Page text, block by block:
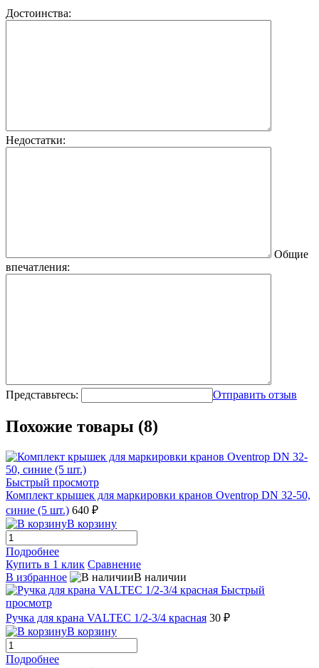
Достоинства:
Недостатки:
Общие
впечатления:
Представьтесь: Отправить отзыв
Похожие товары (8)
Быстрый просмотр
Комплект крышек для маркировки кранов Oventrop DN 32-50,
синие (5 шт.) 640 ₽
В корзину
Подробнее
Купить в 1 клик Сравнение
В избранное
В наличии
Быстрый
просмотр
Ручка для крана VALTEC 1/2-3/4 красная 30 ₽
В корзину
Подробнее